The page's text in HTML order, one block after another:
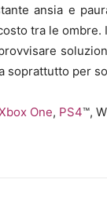
ansia e
tra le
soprattutto per
One, PS4™,